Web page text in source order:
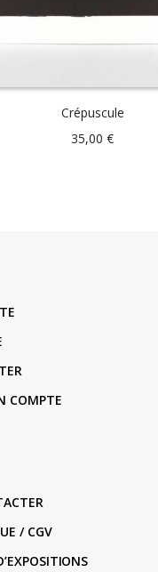
Crépuscule
35,00 €
COMPTE
/ CGV